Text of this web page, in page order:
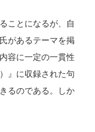
ことになるが、自
があるテーマを掲
容に一定の一貫性
』に収録された句
るのである。しか